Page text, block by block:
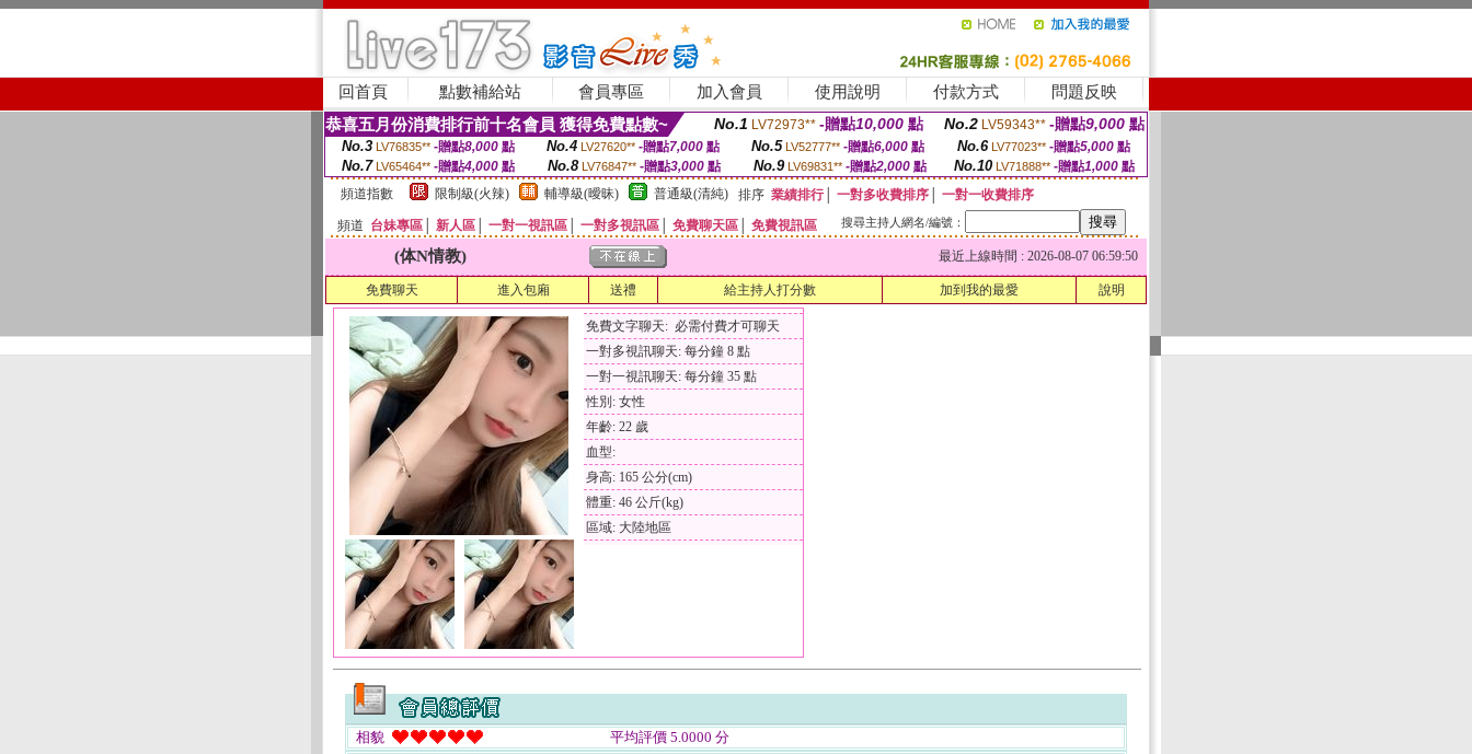
回首頁 點數補給站 會員專區 加入會員 使用說明 付款方式 問題反映
恭喜五月份消費排行前十名會員 獲得免費點數~ No.1 LV72973** -贈點10,000 點 No.2 LV59343** -贈點9,000 點
No.3 LV76835** -贈點8,000點 No.4 LV27620** -贈點7,000點 No.5 LV52777** -贈點6,000點 No.6 LV77023** -贈點5,000點
No.7 LV65464** -贈點4,000 點 No.8 LV76847** -贈點3,000 點 No.9 LV69831** -贈點2,000點 No.10 LV71888** -贈點1,000 點
頻道指數
限制級(火辣) 輔導級(曖昧) 普通級(清純) 排序 業績排行│ 一對多收費排序
一對一收費排序
頻道 台妹專區 新人區 一對一視訊區 一對多視訊區 免費聊天區 免費視訊區 搜尋主持人網名/編號：
(体N情教) 最近上線時間 : 2026-08-07 06:59:50
免費聊天 進入包廂 送禮 給主持人打分數 加到我的最愛 說明
免費文字聊天: 必需付費才可聊天
一對多視訊聊天: 每分鐘 8 點
一對一視訊聊天: 每分鐘 35 點
性別: 女性
年齡: 22 歲
血型:
身高: 165 公分(cm)
體重: 46 公斤(kg)
區域: 大陸地區
相貌
平均評價 5.0000 分